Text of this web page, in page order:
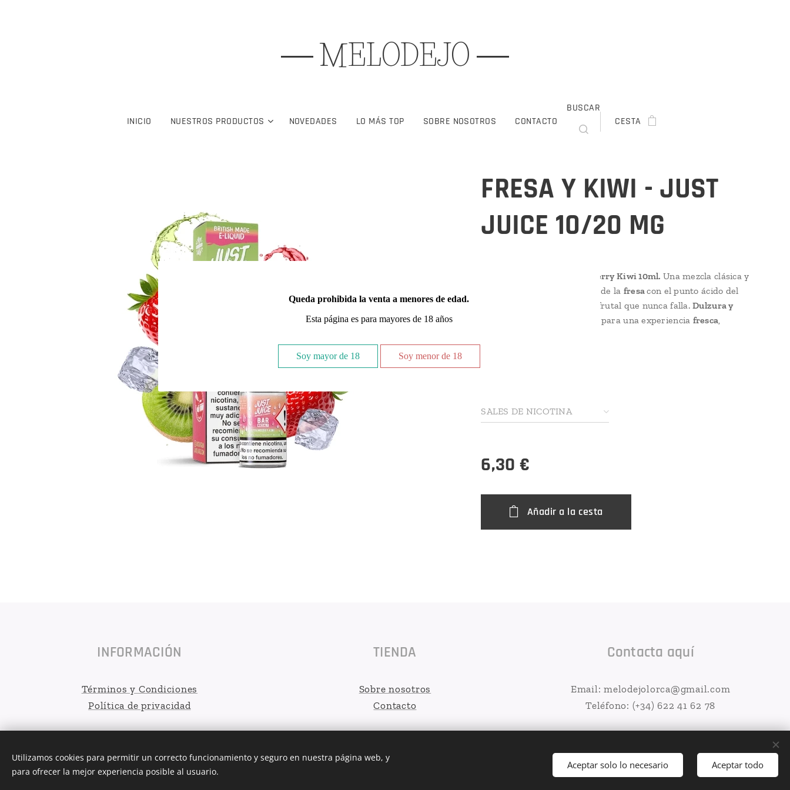
MELODEJO
INICIO NUESTROS PRODUCTOS NOVEDADES LO MÁS TOP SOBRE NOSOTROS CONTACTO
BUSCAR
CESTA
FRESA Y KIWI - JUST
JUICE 10/20 MG
Just Juice Bar Salts Strawberry Kiwi 10ml.Una mezcla clásica y
siempre efectiva: la dulzura de la fresacon el punto ácido del
crean una experiencia frutal que nunca falla.Dulzura y
en perfecta armonía, para una experiencia fresca,
SALES DE NICOTINA
6,30 €
Añadir a la cesta
INFORMACIÓN
Términos y Condiciones
Política de privacidad
TIENDA
Sobre nosotros
Contacto
Contacta aquí
Email: melodejolorca@gmail.com
Teléfono: (+34) 622 41 62 78
Utilizamos cookies para permitir un correcto funcionamiento y seguro en nuestra página web, y
para ofrecer la mejor experiencia posible al usuario.
Aceptar solo lo necesario Aceptar todo
Queda prohibida la venta a menores de edad.
Esta página es para mayores de 18 años
Soy mayor de 18 Soy menor de 18